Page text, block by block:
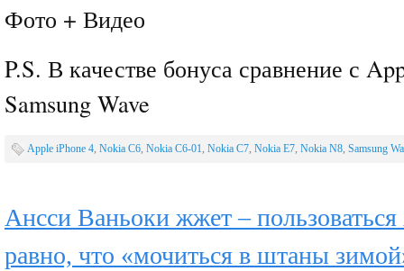
Фото + Видео
P.S. В качестве бонуса сравнение с
Samsung Wave
Apple iPhone 4, Nokia C6, Nokia C6-01, Nokia C7, Nokia E7, Nokia N8, Samsung
Ансси Ваньоки жжет –
равно, что «мочиться в штаны